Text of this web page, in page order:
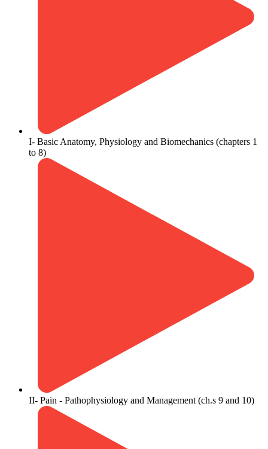
​I- Basic Anatomy, Physiology and Biomechanics (chapters 1
to 8)
II- Pain - Pathophysiology and Management (ch.s 9 and 10)